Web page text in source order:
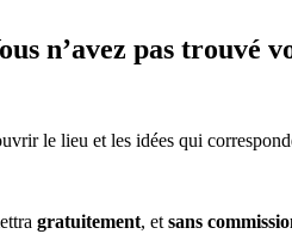
n’avez pas trouvé
le lieu et les idées qui
gratuitement, et sans